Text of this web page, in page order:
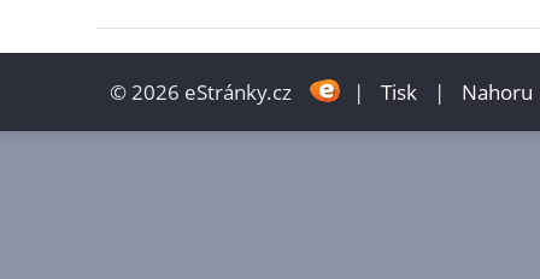
© 2026 eStránky.cz | Tisk | Nahoru